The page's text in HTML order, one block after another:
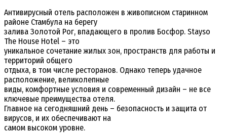
Антивирусный отель расположен в живописном старинном
районе Стамбула на берегу
залива Золотой Рог, впадающего в пролив Босфор. Stayso
The House Hotel – это
уникальное сочетание жилых зон, пространств для работы и
территорий общего
отдыха, в том числе ресторанов. Однако теперь удачное
расположение, великолепные
виды, комфортные условия и современный дизайн – не все
ключевые преимущества отеля.
Главное на сегодняшний день – безопасность и защита от
вирусов, и их обеспечивают на
самом высоком уровне.